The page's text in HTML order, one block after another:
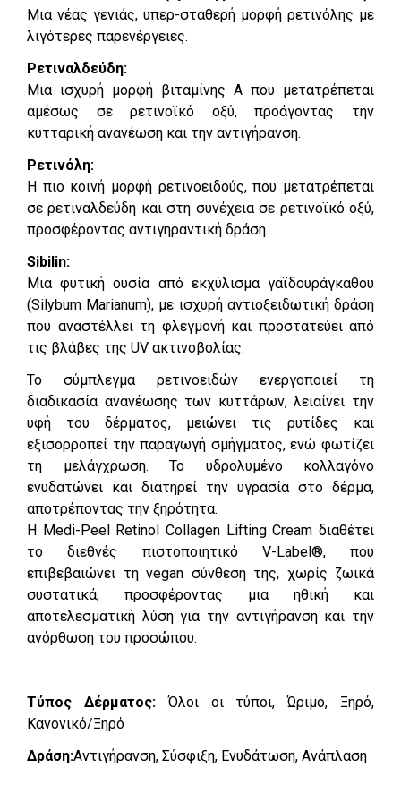
Μια νέας γενιάς, υπερ-σταθερή μορφή ρετινόλης με
λιγότερες παρενέργειες.
Ρετιναλδεύδη:
Μια ισχυρή μορφή βιταμίνης Α που μετατρέπεται
αμέσως σε ρετινοϊκό οξύ, προάγοντας την
κυτταρική ανανέωση και την αντιγήρανση.
Ρετινόλη:
Η πιο κοινή μορφή ρετινοειδούς, που μετατρέπεται
σε ρετιναλδεύδη και στη συνέχεια σε ρετινοϊκό οξύ,
προσφέροντας αντιγηραντική δράση.
Sibilin:
Μια φυτική ουσία από εκχύλισμα γαϊδουράγκαθου
(Silybum Marianum), με ισχυρή αντιοξειδωτική δράση
που αναστέλλει τη φλεγμονή και προστατεύει από
τις βλάβες της UV ακτινοβολίας.
Το σύμπλεγμα ρετινοειδών ενεργοποιεί τη
διαδικασία ανανέωσης των κυττάρων, λειαίνει την
υφή του δέρματος, μειώνει τις ρυτίδες και
εξισορροπεί την παραγωγή σμήγματος, ενώ φωτίζει
τη μελάγχρωση. Το υδρολυμένο κολλαγόνο
ενυδατώνει και διατηρεί την υγρασία στο δέρμα,
αποτρέποντας την ξηρότητα.
Η Medi-Peel Retinol Collagen Lifting Cream διαθέτει
το διεθνές πιστοποιητικό V-Label®, που
επιβεβαιώνει τη vegan σύνθεση της, χωρίς ζωικά
συστατικά, προσφέροντας μια ηθική και
αποτελεσματική λύση για την αντιγήρανση και την
ανόρθωση του προσώπου.
Τύπος Δέρματος:Όλοι οι τύποι, Ώριμο, Ξηρό,
Κανονικό/Ξηρό
Δράση:Αντιγήρανση, Σύσφιξη, Ενυδάτωση, Ανάπλαση